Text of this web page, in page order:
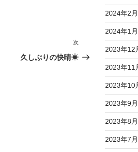
次
の
次
久しぶりの快晴☀
2024年2月
2024年1月
2023年12
2023年11
2023年10
2023年9月
2023年8月
2023年7月